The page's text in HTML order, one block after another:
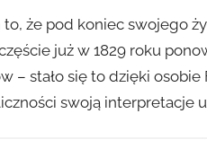
że pod koniec swojego
już w 1829 roku
– stało się to dzięki
swoją interpretacje